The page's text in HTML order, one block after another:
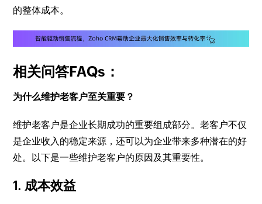
的整体成本。
相关问答FAQs：
为什么维护老客户至关重要？
维护老客户是企业长期成功的重要组成部分。老客户不仅
是企业收入的稳定来源，还可以为企业带来多种潜在的好
处。以下是一些维护老客户的原因及其重要性。
1. 成本效益